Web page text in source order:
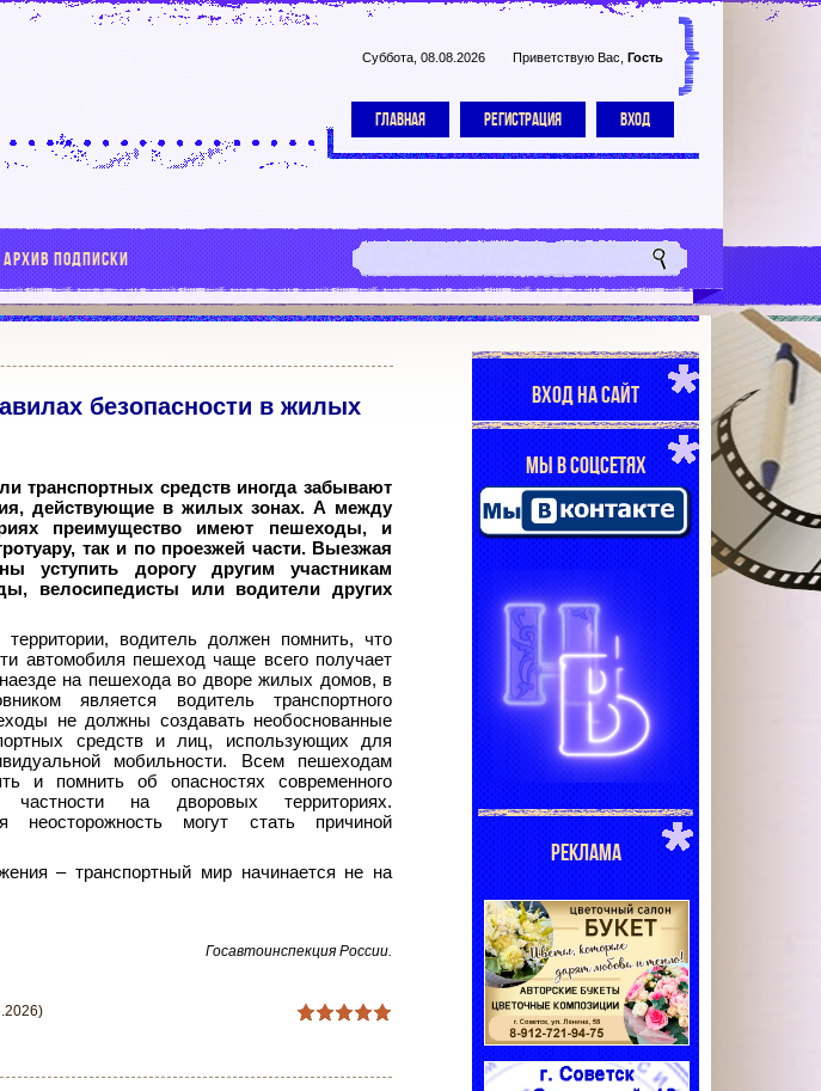
Суббота, 08.08.2026 Приветствую Вас Гость
ГЛАВНАЯ РЕГИСТРАЦИЯ ВХОД
АРХИВ ПОДПИСКИ
безопасности в жилых
транспортных средств иногда забывают
действующие в жилых зонах. А между
преимущество имеют пешеходы, и
так и по проезжей части. Выезжая
уступить дорогу другим участникам
велосипедисты или водители других
территории, водитель должен помнить, что
автомобиля пешеход чаще всего получает
на пешехода во дворе жилых домов, в
является водитель транспортного
не должны создавать необоснованные
средств и лиц, использующих для
мобильности. Всем пешеходам
и помнить об опасностях современного
на дворовых территориях.
неосторожность могут стать причиной
– транспортный мир начинается не на
Госавтоинспекция России.
ВХОД НА САЙТ
МЫ В СОЦСЕТЯХ
РЕКЛАМА